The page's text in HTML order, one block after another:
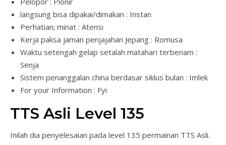
langsung bisa dipakai/dimakan : Instan
Perhatian; minat : Atensi
Kerja paksa jaman penjajahan Jepang : Romusa
Waktu setengah gelap setalah matahari terbenam :
Senja
Sistem penanggalan china berdasar siklus bulan : Imlek
For your Information : Fyi
TTS Asli Level 135
Inilah dia penyelesaian pada level 135 permainan TTS Asli.